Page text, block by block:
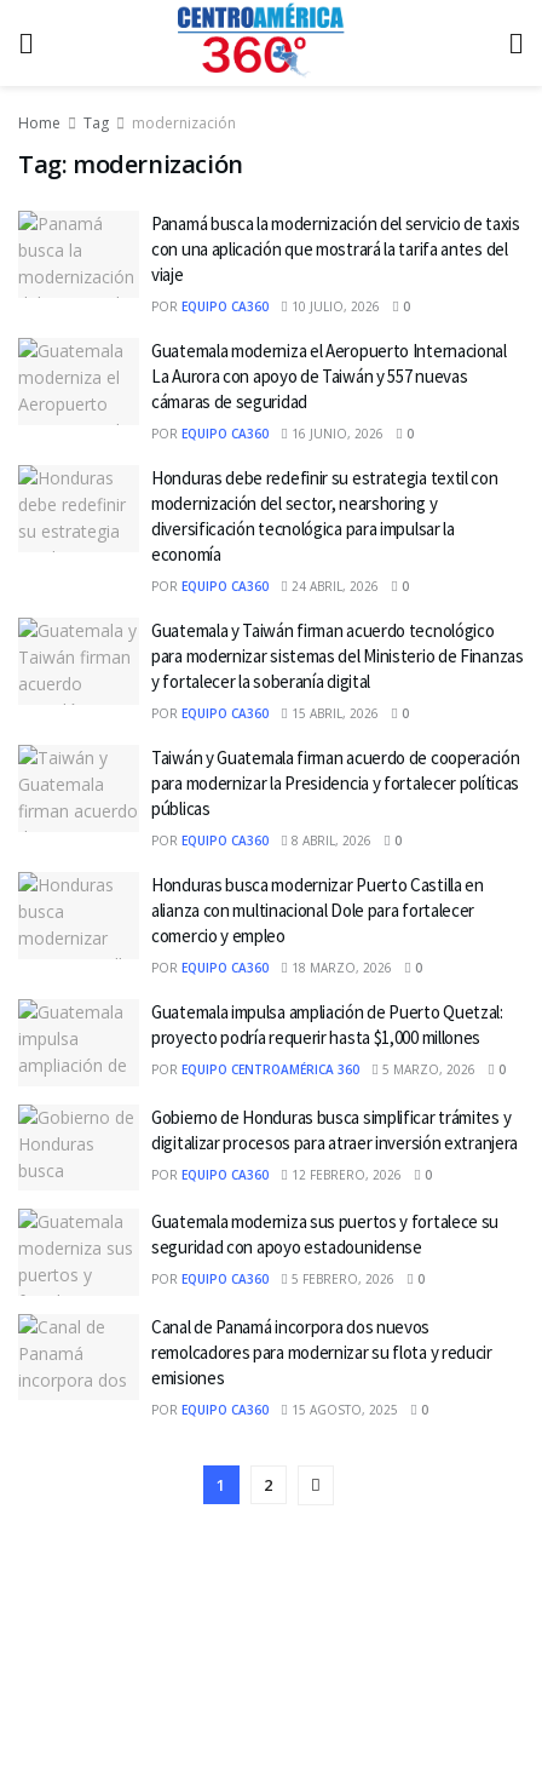
Home Tag modernización
Tag: modernización
Panamá busca la modernización del servicio de taxis
con una aplicación que mostrará la tarifa antes del
viaje
POR EQUIPO CA360 10 JULIO, 2026 0
Guatemala moderniza el Aeropuerto Internacional
La Aurora con apoyo de Taiwán y 557 nuevas
cámaras de seguridad
POR EQUIPO CA360 16 JUNIO, 2026 0
Honduras debe redefinir su estrategia textil con
modernización del sector, nearshoring y
diversificación tecnológica para impulsar la
economía
POR EQUIPO CA360 24 ABRIL, 2026 0
Guatemala y Taiwán firman acuerdo tecnológico
para modernizar sistemas del Ministerio de Finanzas
y fortalecer la soberanía digital
POR EQUIPO CA360 15 ABRIL, 2026 0
Taiwán y Guatemala firman acuerdo de cooperación
para modernizar la Presidencia y fortalecer políticas
públicas
POR EQUIPO CA360 8 ABRIL, 2026 0
Honduras busca modernizar Puerto Castilla en
alianza con multinacional Dole para fortalecer
comercio y empleo
POR EQUIPO CA360 18 MARZO, 2026 0
Guatemala impulsa ampliación de Puerto Quetzal:
proyecto podría requerir hasta $1,000 millones
POR EQUIPO CENTROAMÉRICA 360 5 MARZO, 2026 0
Gobierno de Honduras busca simplificar trámites y
digitalizar procesos para atraer inversión extranjera
POR EQUIPO CA360 12 FEBRERO, 2026 0
Guatemala moderniza sus puertos y fortalece su
seguridad con apoyo estadounidense
POR EQUIPO CA360 5 FEBRERO, 2026 0
Canal de Panamá incorpora dos nuevos
remolcadores para modernizar su flota y reducir
emisiones
POR EQUIPO CA360 15 AGOSTO, 2025 0
1 2